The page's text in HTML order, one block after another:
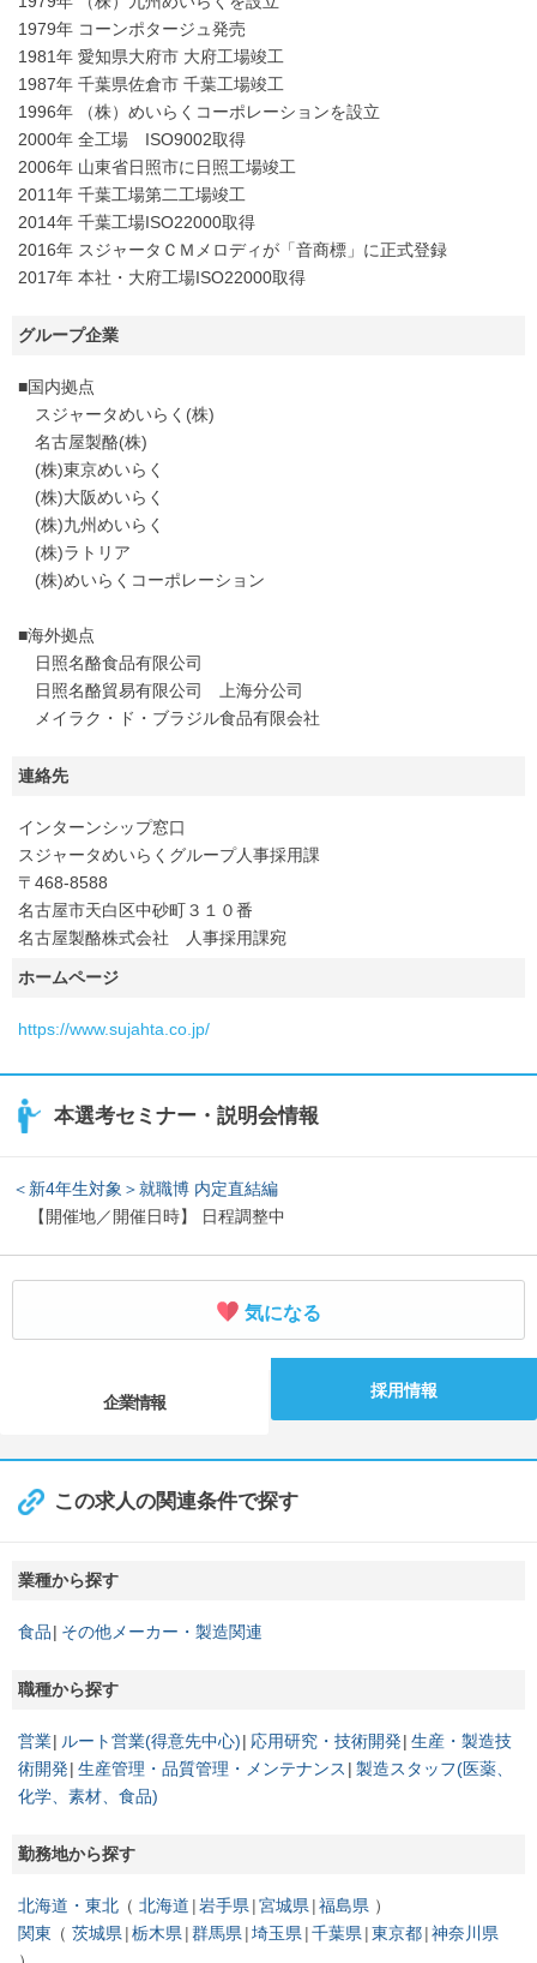
1979年 コーンポタージュ発売
1981年 愛知県大府市 大府工場竣工
1987年 千葉県佐倉市 千葉工場竣工
1996年 （株）めいらくコーポレーションを設立
2000年 全工場 ISO9002取得
2006年 山東省日照市に日照工場竣工
2011年 千葉工場第二工場竣工
2014年 千葉工場ISO22000取得
2016年 スジャータＣＭメロディが「音商標」に正式登録
2017年 本社・大府工場ISO22000取得
グループ企業
■国内拠点
スジャータめいらく(株)
名古屋製酪(株)
(株)東京めいらく
(株)大阪めいらく
(株)九州めいらく
(株)ラトリア
(株)めいらくコーポレーション
■海外拠点
日照名酪食品有限公司
日照名酪貿易有限公司 上海分公司
メイラク・ド・ブラジル食品有限会社
連絡先
インターンシップ窓口
スジャータめいらくグループ人事採用課
〒468-8588
名古屋市天白区中砂町３１０番
名古屋製酪株式会社 人事採用課宛
ホームページ
https://www.sujahta.co.jp/
本選考セミナー・説明会情報
＜新4年生対象＞就職博 内定直結編
【開催地／開催日時】 日程調整中
気になる
企業情報
採用情報
この求人の関連条件で探す
業種から探す
食品 その他メーカー・製造関連
職種から探す
営業 ルート営業(得意先中心) 応用研究・技術開発 生産・製造技
術開発 生産管理・品質管理・メンテナンス
製造スタッフ(医薬、
化学、素材、食品)
勤務地から探す
北海道・東北 北海道 岩手県 宮城県 福島県
関東
茨城県 栃木県 群馬県 埼玉県 千葉県 東京都 神奈川県